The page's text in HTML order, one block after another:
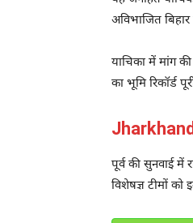
अविभाजित
याचिका में मांग
का भूमि रिकॉर्ड
Jharkhand
पूर्व की सुनवाई में
विशेषज्ञ टीमों को